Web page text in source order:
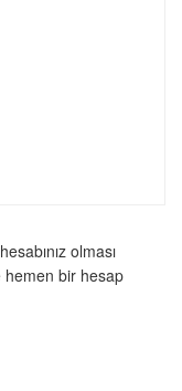
olması
hemen bir hesap